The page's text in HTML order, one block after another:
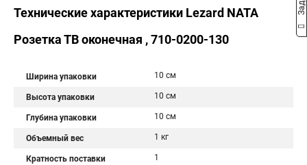
Технические характеристики Lezard NATA
Розетка ТВ оконечная , 710-0200-130
Ширина упаковки 10 см
Высота упаковки 10 см
Глубина упаковки 10 см
Объемный вес 1 кг
Кратность поставки 1